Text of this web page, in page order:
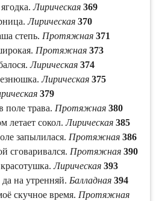
ягодка.Лирическая 369
Лирическая 370
степь. Протяжная 371
Протяжная 373
Лирическая 374
Лирическая 375
379
поле трава. Протяжная 380
летает сокол.Лирическая 385
запылилася. Протяжная 386
сговаривался. Протяжная 390
Лирическая 393
на утренняй. Балладная 394
скучное время. Протяжная